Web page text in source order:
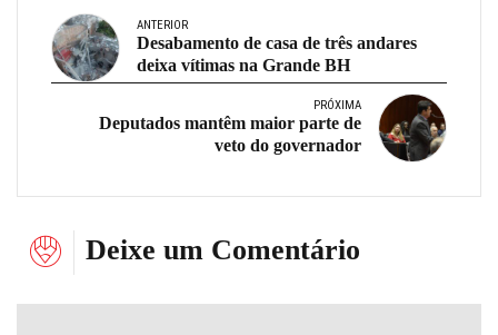
ANTERIOR
Desabamento de casa de três andares
deixa vítimas na Grande BH
PRÓXIMA
Deputados mantêm maior parte de
veto do governador
Deixe um Comentário